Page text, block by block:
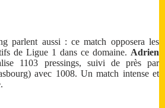
parlent aussi : ce match opposera les
de Ligue 1 dans ce domaine. Adrien
1103 pressings, suivi de près par
avec 1008. Un match intense et